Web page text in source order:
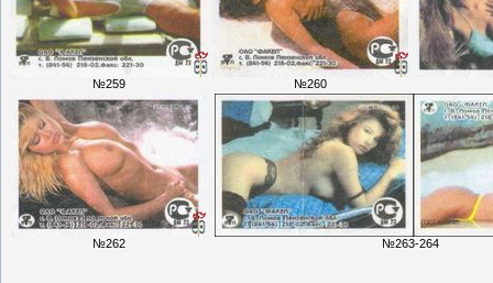
№259 №260
№262 №263-264